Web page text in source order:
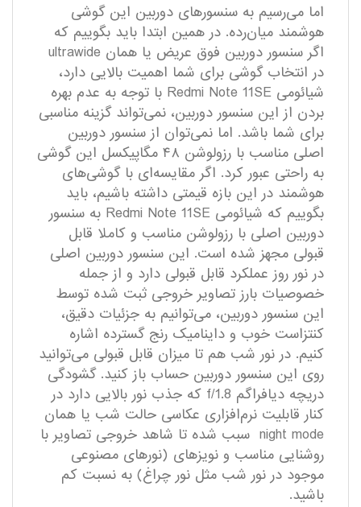
اما می‌رسیم به سنسور‌های دوربین این گوشی
هوشمند میان‌رده. در همین ابتدا باید بگوییم که
اگر سنسور دوربین فوق عریض یا همان ultrawide
در انتخاب گوشی برای شما اهمیت بالایی دارد،
شیائومی Redmi Note 11SE با توجه به عدم بهره
بردن از این سنسور دوربین، نمی‌تواند گزینه مناسبی
برای شما باشد. اما نمی‌توان از سنسور دوربین
اصلی مناسب با رزولوشن ۴۸ مگاپیکسل این گوشی
به راحتی عبور کرد. اگر مقایسه‌ای با گوشی‌های
هوشمند در این بازه قیمتی داشته باشیم، باید
بگوییم که شیائومی Redmi Note 11SE به سنسور
دوربین اصلی با رزولوشن مناسب و کاملا قابل
قبولی مجهز شده است. این سنسور دوربین اصلی
در نور روز عملکرد قابل قبولی دارد و از جمله
خصوصیات بارز تصاویر خروجی ثبت شده توسط
این سنسور دوربین، می‌توانیم به جزئیات دقیق،
کنتزاست خوب و داینامیک رنج گسترده اشاره
کنیم. در نور شب هم تا میزان قابل قبولی می‌توانید
روی این سنسور دوربین حساب باز کنید. گشودگی
دریچه دیافراگم f/1.8 که جذب نور بالایی دارد در
کنار قابلیت نرم‌افزاری عکاسی حالت شب یا همان
night mode سبب شده تا شاهد خروجی تصاویر با
روشنایی مناسب و نویز‌های (نور‌های مصنوعی
موجود در نور شب مثل نور چراغ) به نسبت کم
باشید.